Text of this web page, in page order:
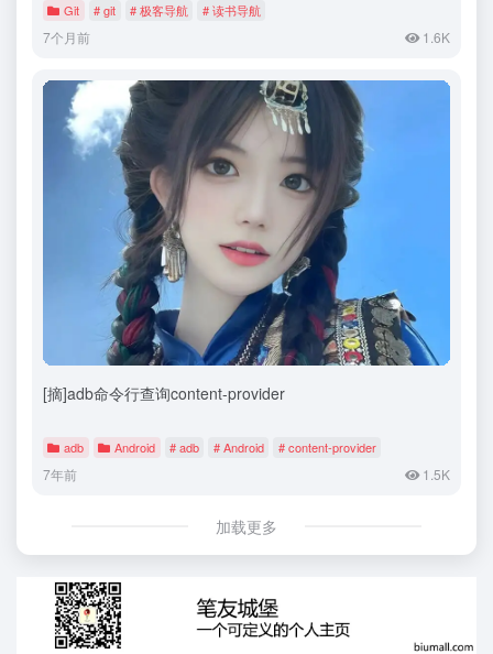
Git # git # 极客导航 # 读书导航
7个月前 1.6K
[摘]adb命令行查询content-provider
adb Android # adb # Android # content-provider
7年前 1.5K
加载更多